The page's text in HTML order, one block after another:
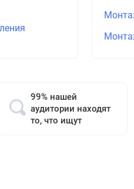
99% нашей
аудитории находят
то, что ищут